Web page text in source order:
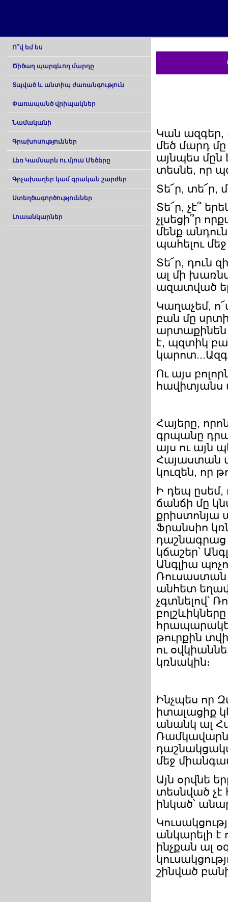
Ո՞վ եմ ես
Ծիծաղ պարգևող մարդը
Տպված և անտիպ ժառանգություն
Փառապանծ վրիպակներ
Նամականի
Գրախոսություններ
Լեռ Կամսարն ու մյուս Մեծերը
Գրչախաղեր կամ գրական շարժեր
Ստեղծագործություններ
Լուսանկարներ
Կան ազգեր,
մեծ մարդ
այնպես մըն
տեսնե, որ
Տե՜ր, տե՜ր,
Տե՜ր, չէ՞
չլսեցի՞ր
մենք
պահելու մեջ
Տե՜ր, դուն
ալ մի
ազատված
Կաղաչեմ,
բան մը
արտաքինեն
է, պզտիկ
Ու այս
հավիտյանս
Հայերը,
գրպանը
այս ու այն
Հայաստան
կուզեն, որ
Ի դեպ ըսեմ,
ճանճի մը
քրիստոնյա
Ֆրանսիո
դաշնագրաց
կճաշեր՝
Անգլիա
Ռուսաստան
անհետ
չգտնելով՝
թուրքին
ու
կռնակին։
Ինչպես որ
իտալացիք
անանկ ալ
մեջ
Այն օրվնե
տեսնված
ինկած՝
անկարելի է
ինչքան ալ
շինված